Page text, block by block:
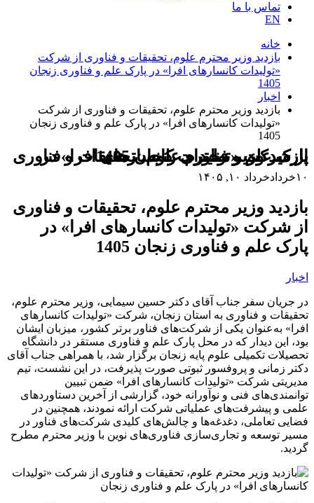
تماس با ما
EN
خانه
بازدید وزیر محترم علوم، تحقیقات و فناوری از شرکت
«تولیدات کانسارهای افرا» در پارک علم و فناوری زنجان
1405
اخبار
بازدید وزیر محترم علوم، تحقیقات و فناوری از شرکت
«تولیدات کانسارهای افرا» در پارک علم و فناوری زنجان
1405
بازدید وزیر محترم علوم، تحقیقات و فناوری از شرکت «تولیدات کانسارهای افرا» در پارک علم و فناوری زنجان 1405
۱۰خردادخرداد ۱۰, ۱۴۰۵
بازدید وزیر محترم علوم، تحقیقات و فناوری
از شرکت «تولیدات کانسارهای افرا» در
پارک علم و فناوری زنجان 1405
اخبار
در جریان سفر جناب آقای دکتر حسین سیمایی، وزیر محترم علوم،
تحقیقات و فناوری به استان زنجان، شرکت «تولیدات کانسارهای
افرا» به‌عنوان یکی از شرکت‌های فناور برتر کشور، میزبان ایشان
بود، این دیدار که در محل پارک علم و فناوری مستقر در دانشگاه
تحصیلات تکمیلی علوم پایه زنجان برگزار شد، با همراهی جناب آقای
دکتر زمانی و پروفسور ثبوتی صورت پذیرفت، در این نشست، تیم
مدیریتی شرکت «تولیدات کانسارهای افرا» ضمن تبیین
توانمندی‌های فنی و نوآورانه خود، گزارشی از آخرین دستاوردهای
علمی و پیشرفت‌های عملیاتی شرکت ارائه نمودند، همچنین در
فضایی تعاملی، دغدغه‌ها و چالش‌های کلیدی شرکت‌های فناور در
مسیر توسعه و تجاری‌سازی فناوری‌های نوین با وزیر محترم مطرح
گردید.